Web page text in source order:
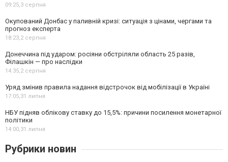
09:25,3 серпня
Окупований Донбас у паливній кризі: ситуація з цінами, чергами та
прогноз експерта
18:23,2 серпня
Донеччина під ударом: росіяни обстріляли область 25 разів,
Філашкін — про наслідки
14:35,2 серпня
Уряд змінив правила надання відстрочок від мобілізації в Україні
17:05,31 липня
НБУ підняв облікову ставку до 15,5%: причини посилення монетарної
політики
14:00,31 липня
Рубрики новин